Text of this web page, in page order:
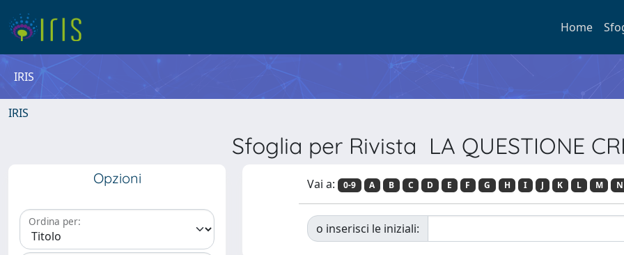
Home
IRIS
IRIS
Sfoglia per Rivista LA QUESTIONE
Opzioni
Ordina per:
Vai a: 0-9 A B C D E F G H I J K L M N
o inserisci le iniziali: